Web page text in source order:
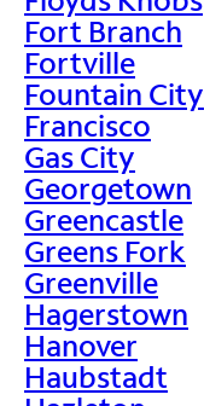
Fort Branch
Fortville
Fountain City
Francisco
Gas City
Georgetown
Greencastle
Greens Fork
Greenville
Hagerstown
Hanover
Haubstadt